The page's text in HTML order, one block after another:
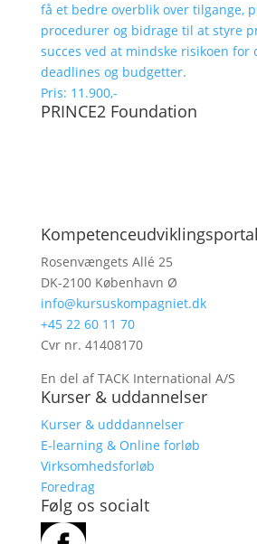
få et bedre overblik over tilgange,
procedurer og bidrage til at styre
succes ved at mindske risikoen for
deadlines og budgetter.
Pris: 11.900,-
PRINCE2 Foundation
Rosenvængets Allé 25
DK-2100 København Ø
info@kursuskompagniet.dk
+45 22 60 11 70
Cvr nr. 41408170
En del af TACK International A/S
Kurser & uddannelser
Kurser & udddannelser
E-learning & Online forløb
Virksomhedsforløb
Foredrag
Følg os socialt